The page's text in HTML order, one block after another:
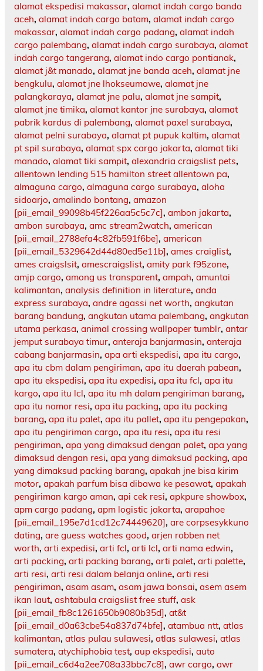
alamat ekspedisi makassar, alamat indah cargo banda
aceh, alamat indah cargo batam, alamat indah cargo
makassar, alamat indah cargo padang, alamat indah
cargo palembang, alamat indah cargo surabaya, alamat
indah cargo tangerang, alamat indo cargo pontianak,
alamat j&t manado, alamat jne banda aceh, alamat jne
bengkulu, alamat jne lhokseumawe, alamat jne
palangkaraya, alamat jne palu, alamat jne sampit,
alamat jne timika, alamat kantor jne surabaya, alamat
pabrik kardus di palembang, alamat paxel surabaya,
alamat pelni surabaya, alamat pt pupuk kaltim, alamat
pt spil surabaya, alamat spx cargo jakarta, alamat tiki
manado, alamat tiki sampit, alexandria craigslist pets,
allentown lending 515 hamilton street allentown pa,
almaguna cargo, almaguna cargo surabaya, aloha
sidoarjo, amalindo bontang, amazon
[pii_email_99098b45f226aa5c5c7c], ambon jakarta,
ambon surabaya, amc stream2watch, american
[pii_email_2788efa4c82fb591f6be], american
[pii_email_5329642d44d80ed5e11b], ames craiglist,
ames craigslsit, amescraigslist, amity park f95zone,
amjp cargo, among us transparent, ampah, amuntai
kalimantan, analysis definition in literature, anda
express surabaya, andre agassi net worth, angkutan
barang bandung, angkutan utama palembang, angkutan
utama perkasa, animal crossing wallpaper tumblr, antar
jemput surabaya timur, anteraja banjarmasin, anteraja
cabang banjarmasin, apa arti ekspedisi, apa itu cargo,
apa itu cbm dalam pengiriman, apa itu daerah pabean,
apa itu ekspedisi, apa itu expedisi, apa itu fcl, apa itu
kargo, apa itu lcl, apa itu mh dalam pengiriman barang,
apa itu nomor resi, apa itu packing, apa itu packing
barang, apa itu palet, apa itu pallet, apa itu pengepakan,
apa itu pengiriman cargo, apa itu resi, apa itu resi
pengiriman, apa yang dimaksud dengan palet, apa yang
dimaksud dengan resi, apa yang dimaksud packing, apa
yang dimaksud packing barang, apakah jne bisa kirim
motor, apakah parfum bisa dibawa ke pesawat, apakah
pengiriman kargo aman, api cek resi, apkpure showbox,
apm cargo padang, apm logistic jakarta, arapahoe
[pii_email_195e7d1cd12c74449620], are corpsesykkuno
dating, are guess watches good, arjen robben net
worth, arti expedisi, arti fcl, arti lcl, arti nama edwin,
arti packing, arti packing barang, arti palet, arti palette,
arti resi, arti resi dalam belanja online, arti resi
pengiriman, asam asam, asam jawa bonsai, asem asem
ikan laut, ashtabula craigslist free stuff, ask
[pii_email_fb8c1261650b9080b35d], at&t
[pii_email_d0a63cbe54a837d74bfe], atambua ntt, atlas
kalimantan, atlas pulau sulawesi, atlas sulawesi, atlas
sumatera, atychiphobia test, aup ekspedisi, auto
[pii_email_c6d4a2ee708a33bbc7c8], awr cargo, awr